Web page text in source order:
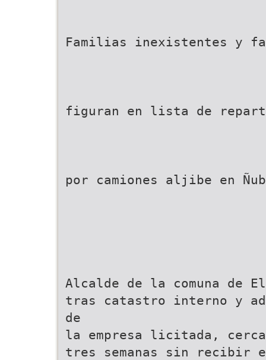
Familias inexistentes y
figuran en lista de
por camiones aljibe en
Alcalde de la comuna de
tras catastro interno y
de
la empresa licitada,
tres semanas sin recibir